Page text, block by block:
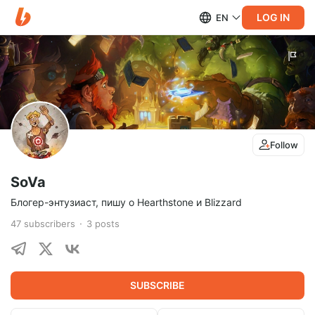
EN LOG IN
Follow
SoVa
Блогер-энтузиаст, пишу о Hearthstone и Blizzard
47 subscribers 3 posts
SUBSCRIBE